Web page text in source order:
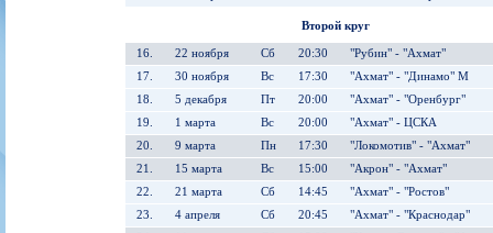
Второй круг
16. 22 ноября Сб 20:30
"Рубин" - "Ахмат"
17.
30 ноября Вс 17:30
"Ахмат" - "Динамо" М
18.
5 декабря Пт 20:00
"Ахмат" - "Оренбург"
19.
1 марта Вс 20:00
"Ахмат" - ЦСКА
20.
9 марта Пн 17:30
"Локомотив" - "Ахмат"
21.
15 марта Вс 15:00
"Акрон" - "Ахмат"
22.
21 марта Сб 14:45
"Ахмат" - "Ростов"
23.
4 апреля Сб 20:45
"Ахмат" - "Краснодар"